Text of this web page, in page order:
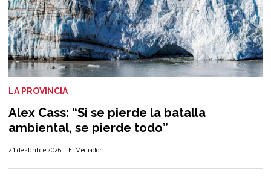
Alex Cass: “Si se pierde la batalla
ambiental, se pierde todo”
El Mediador
LA PROVINCIA
21 de abril de 2026